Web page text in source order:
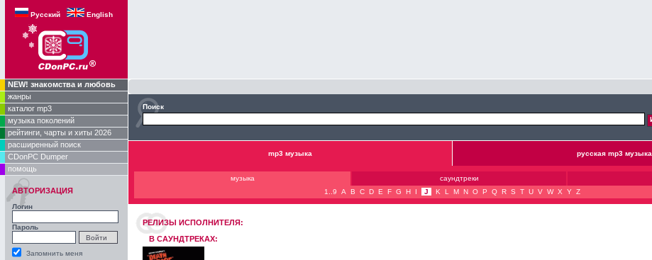
Русский English
NEW! знакомства и любовь
жанры
каталог mp3
музыка поколений
рейтинги, чарты и хиты 2026
расширенный поиск
CDonPC Dumper
помощь
АВТОРИЗАЦИЯ
Логин
Пароль
Запомнить меня
Поиск
mp3 музыка русская mp3 музыка
музыка саундтреки
1..9
A B C D E F G H I J K L M N O P Q R S T U V W X Y Z
РЕЛИЗЫ ИCПОЛНИТЕЛЯ:
В САУНДТРЕКАХ: